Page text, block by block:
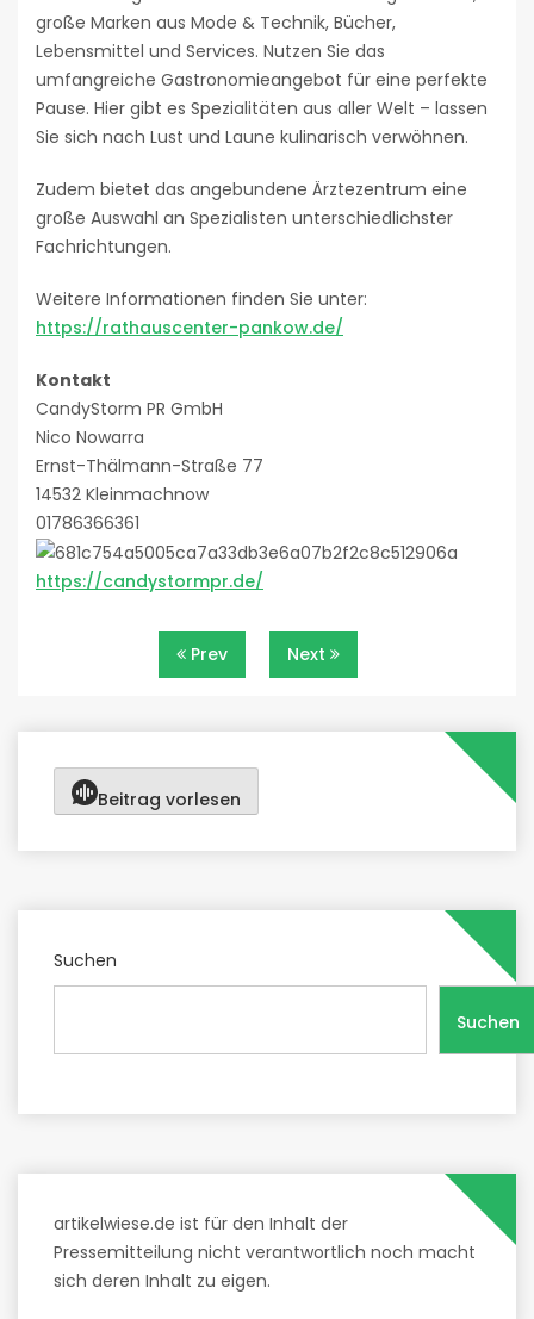
große Marken aus Mode & Technik, Bücher,
Lebensmittel und Services. Nutzen Sie das
umfangreiche Gastronomieangebot für eine perfekte
Pause. Hier gibt es Spezialitäten aus aller Welt – lassen
Sie sich nach Lust und Laune kulinarisch verwöhnen.
Zudem bietet das angebundene Ärztezentrum eine
große Auswahl an Spezialisten unterschiedlichster
Fachrichtungen.
Weitere Informationen finden Sie unter:
https://rathauscenter-pankow.de/
Kontakt
CandyStorm PR GmbH
Nico Nowarra
Ernst-Thälmann-Straße 77
14532 Kleinmachnow
01786366361
https://candystormpr.de/
Beitragsnavigation
Prev Next
Beitrag vorlesen
Suchen
Suchen
artikelwiese.de ist für den Inhalt der
Pressemitteilung nicht verantwortlich noch macht
sich deren Inhalt zu eigen.